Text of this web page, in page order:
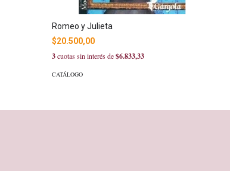
Romeo y Julieta
$20.500,00
3cuotas sin interés de$6.833,33
CATÁLOGO